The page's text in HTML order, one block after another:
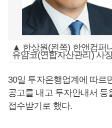
▲ 한상원(왼쪽) 한앤컴퍼
유암코(연합자산관리) 사
30일 투자은행업계에 따르
공고를 내고 투자안내서
접수받기로 했다.